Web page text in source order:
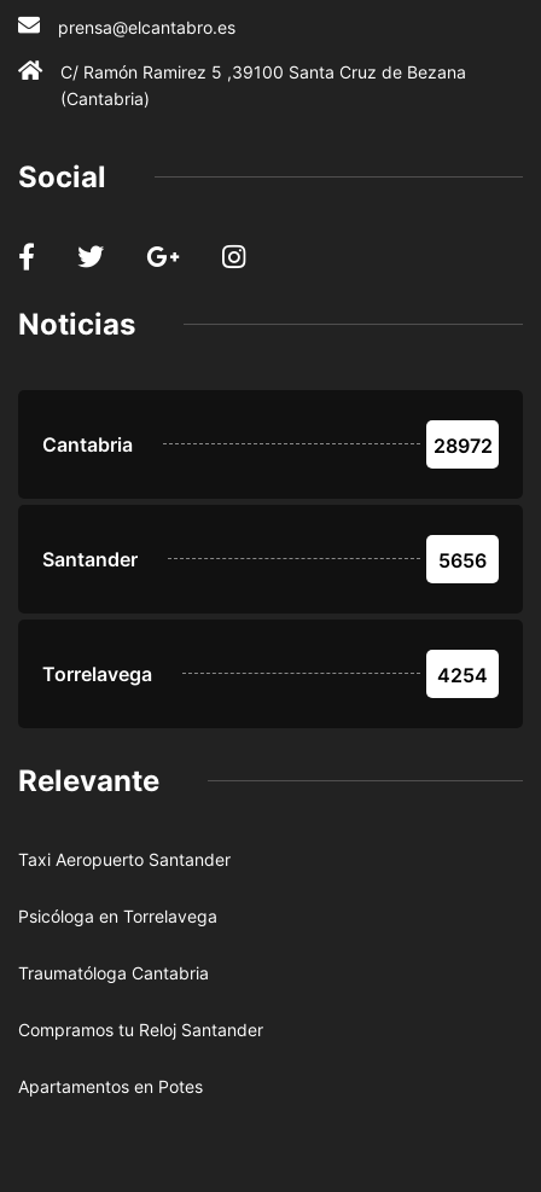
prensa@elcantabro.es
C/ Ramón Ramirez 5 ,39100 Santa Cruz de Bezana
(Cantabria)
Social
Noticias
Cantabria 28972
Santander 5656
Torrelavega 4254
Relevante
Taxi Aeropuerto Santander
Psicóloga en Torrelavega
Traumatóloga Cantabria
Compramos tu Reloj Santander
Apartamentos en Potes